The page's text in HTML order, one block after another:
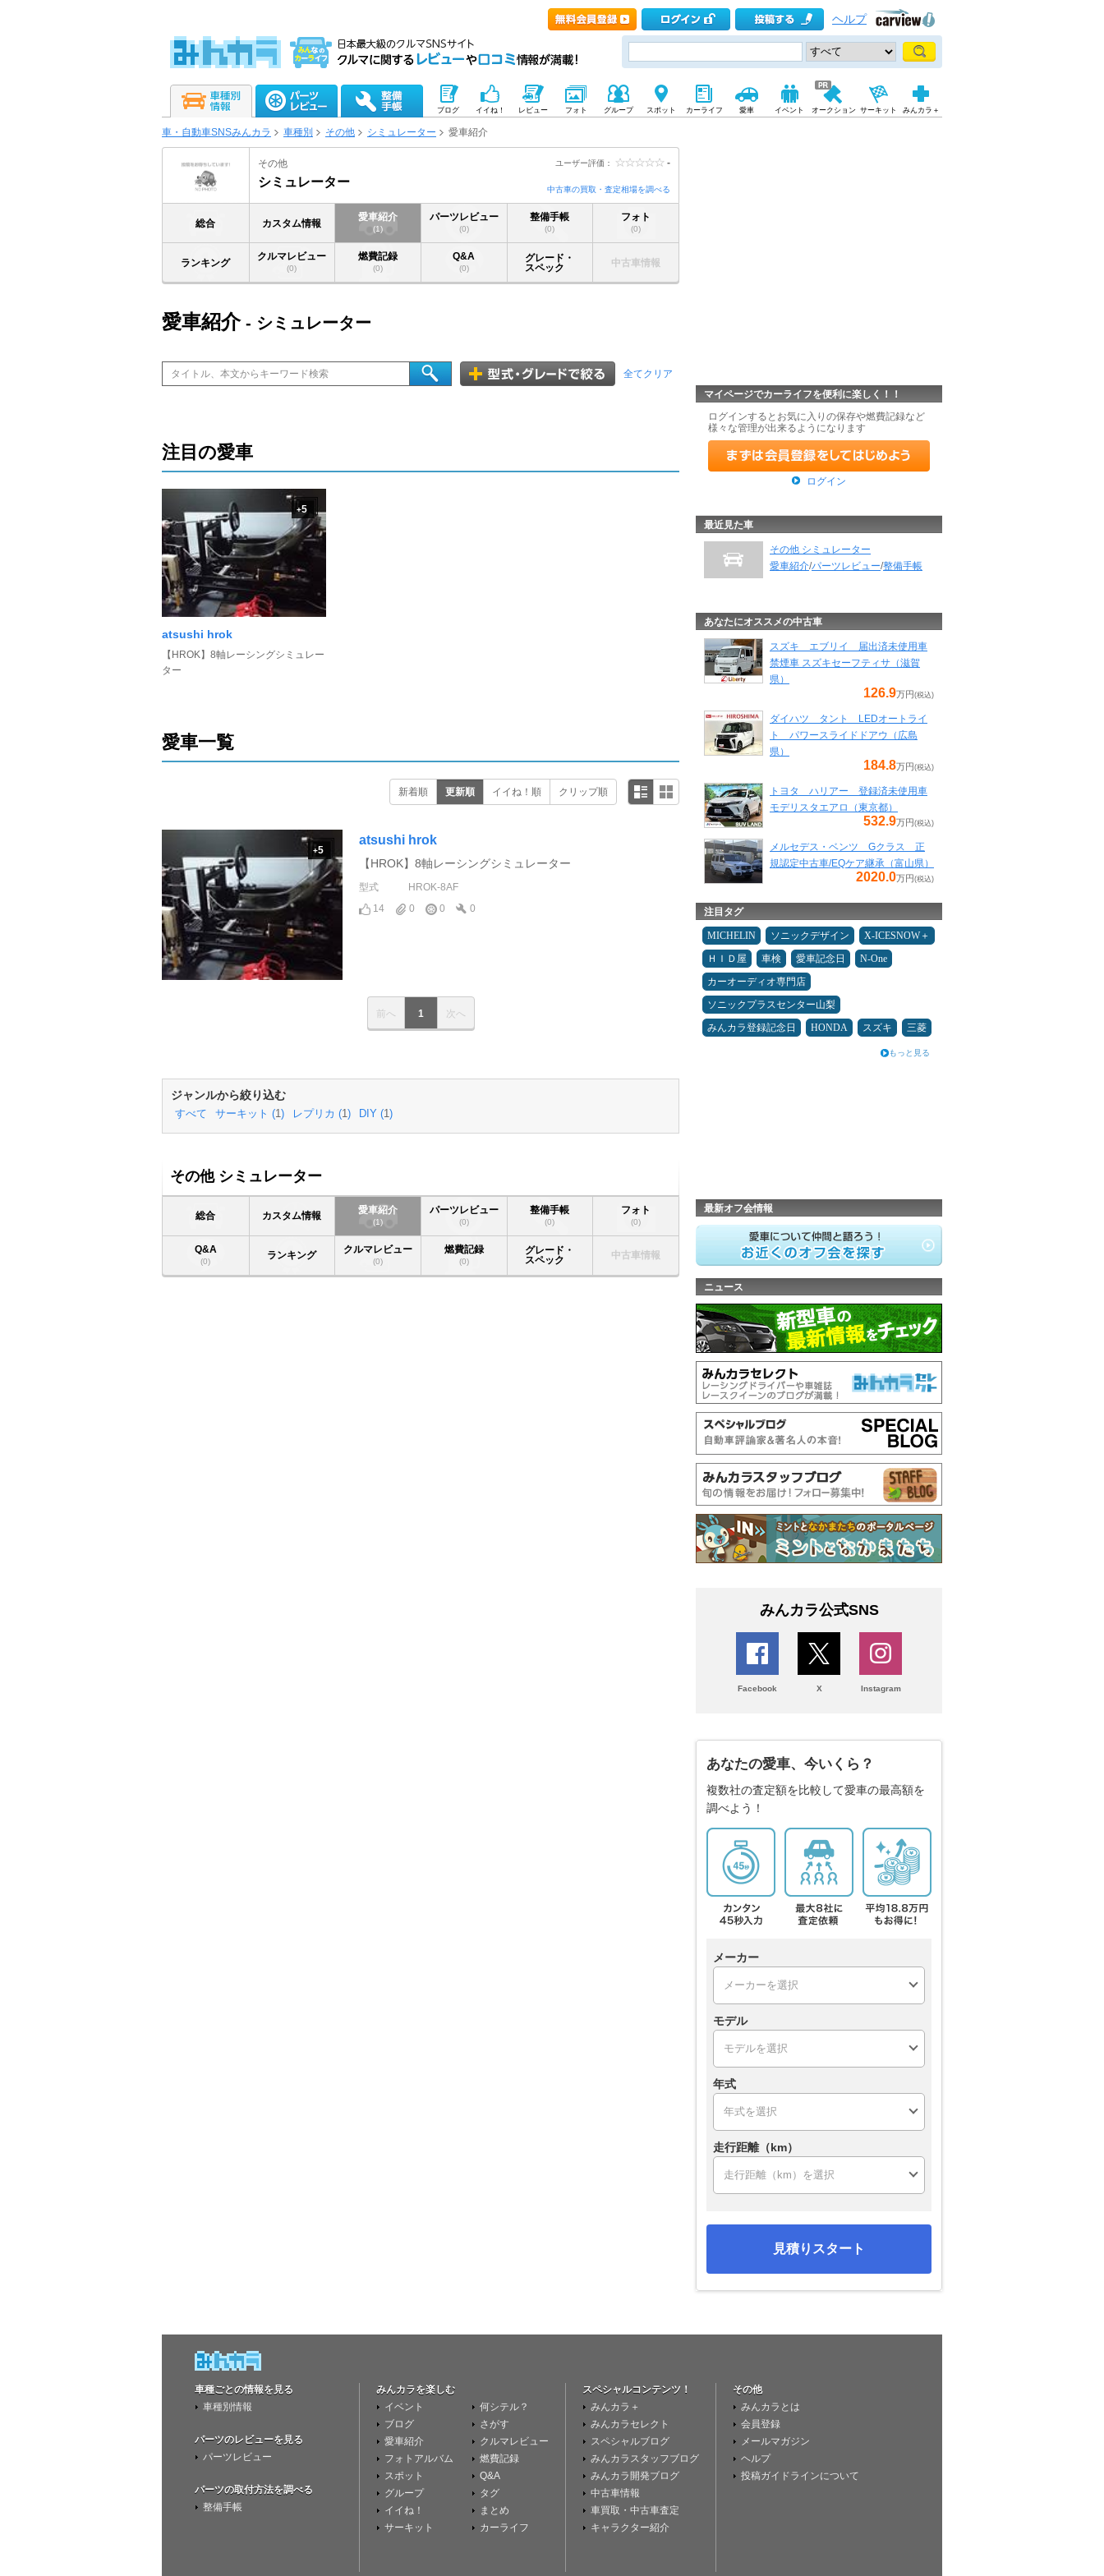
ヘルプ
ブログ イイね！ レビュー フォト グループ スポット カーライフ 愛車 イベント オークション サーキット みんカラ＋
車・自動車SNSみんカラ 車種別 その他 シミュレーター 愛車紹介
ユーザー評価： -
その他
シミュレーター
中古車の買取・査定相場を調べる
総合 カスタム情報
愛車紹介
(1)
パーツレビュー
(0)
整備手帳
(0)
フォト
(0)
ランキング
クルマレビュー
(0)
燃費記録
(0)
Q&A
(0)
グレード・
スペック
中古車情報
愛車紹介- シミュレーター
全てクリア
注目の愛車
+5
atsushi hrok
【HROK】8軸レーシングシミュレー
ター
愛車一覧
新着順 更新順 イイね！順 クリップ順
+5
atsushi hrok
【HROK】8軸レーシングシミュレーター
型式
HROK-8AF
14
0 0 0
前へ 1 次へ
ジャンルから絞り込む
すべて サーキット (1) レプリカ (1) DIY (1)
その他 シミュレーター
総合 カスタム情報
愛車紹介
(1)
パーツレビュー
(0)
整備手帳
(0)
フォト
(0)
Q&A
(0) ランキング
クルマレビュー
(0)
燃費記録
(0)
グレード・
スペック
中古車情報
マイページでカーライフを便利に楽しく！！
ログインするとお気に入りの保存や燃費記録など
様々な管理が出来るようになります
ログイン
最近見た車
その他 シミュレーター
愛車紹介/パーツレビュー/整備手帳
あなたにオススメの中古車
スズキ エブリイ 届出済未使用車
禁煙車 スズキセーフティサ（滋賀
県）
126.9万円 (税込)
ダイハツ タント LEDオートライ
ト パワースライドドアウ（広島
県）
184.8万円 (税込)
トヨタ ハリアー 登録済未使用車
モデリスタエアロ（東京都）
532.9万円 (税込)
メルセデス・ベンツ Gクラス 正
規認定中古車/EQケア継承（富山県）
2020.0万円 (税込)
注目タグ
MICHELIN ソニックデザイン
X-ICESNOW＋
ＨＩＤ屋
車検 愛車記念日
N-One
カーオーディオ専門店
ソニックプラスセンター山梨
みんカラ登録記念日
HONDA スズキ 三菱
もっと見る
最新オフ会情報
ニュース
みんカラ公式SNS
Facebook X Instagram
あなたの愛車、今いくら？
複数社の査定額を比較して愛車の最高額を
調べよう！
メーカー
モデル
年式
走行距離（km）
見積りスタート
車種ごとの情報を見る
車種別情報
パーツのレビューを見る
パーツレビュー
パーツの取付方法を調べる
整備手帳
みんカラを楽しむ
イベント
ブログ
愛車紹介
フォトアルバム
スポット
グループ
イイね！
サーキット
何シテル？
さがす
クルマレビュー
燃費記録
Q&A
タグ
まとめ
カーライフ
スペシャルコンテンツ！
みんカラ＋
みんカラセレクト
スペシャルブログ
みんカラスタッフブログ
みんカラ開発ブログ
中古車情報
車買取・中古車査定
キャラクター紹介
その他
みんカラとは
会員登録
メールマガジン
ヘルプ
投稿ガイドラインについて